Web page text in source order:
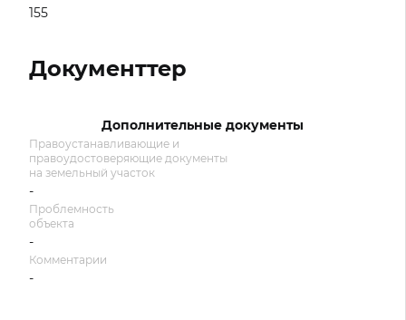
155
Документтер
Дополнительные документы
Правоустанавливающие и
правоудостоверяющие документы
на земельный участок
-
Проблемность
объекта
-
Комментарии
-